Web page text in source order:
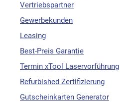
Vertriebspartner
Gewerbekunden
Leasing
Best-Preis Garantie
Termin xTool Laservorführung
Refurbished Zertifizierung
Gutscheinkarten Generator